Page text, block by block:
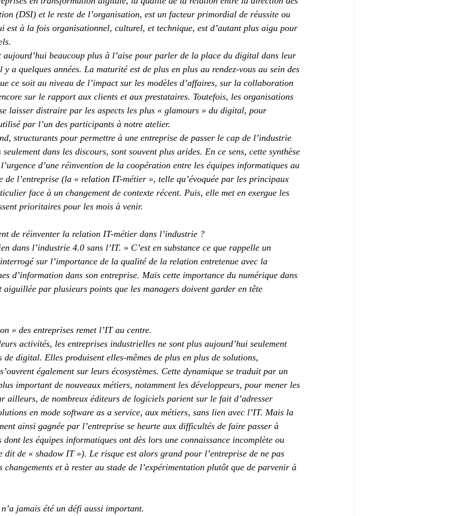
(DSI) et le reste de l’organisation, est un facteur primordial de réussite ou
est à la fois organisationnel, culturel, et technique, est d’autant plus aigu pour
aujourd’hui beaucoup plus à l’aise pour parler de la place du digital dans leur
a quelques années. La maturité est de plus en plus au rendez-vous au sein des
ce soit au niveau de l’impact sur les modèles d’affaires, sur la collaboration
sur le rapport aux clients et aux prestataires. Toutefois, les organisations
laisser distraire par les aspects les plus « glamours » du digital, pour
par l’un des participants à notre atelier.
structurants pour permettre à une entreprise de passer le cap de l’industrie
dans les discours, sont souvent plus arides. En ce sens, cette synthèse
d’une réinvention de la coopération entre les équipes informatiques au
de l’entreprise (la « relation IT-métier », telle qu’évoquée par les principaux
face à un changement de contexte récent. Puis, elle met en exergue les
prioritaires pour les mois à venir.
de réinventer la relation IT-métier dans l’industrie ?
dans l’industrie 4.0 sans l’IT. » C’est en substance ce que rappelle un
sur l’importance de la qualité de la relation entretenue avec la
d’information dans son entreprise. Mais cette importance du numérique dans
aiguillée par plusieurs points que les managers doivent garder en tête
» des entreprises remet l’IT au centre.
activités, les entreprises industrielles ne sont plus aujourd’hui seulement
de digital. Elles produisent elles-mêmes de plus en plus de solutions,
également sur leurs écosystèmes. Cette dynamique se traduit par un
important de nouveaux métiers, notamment les développeurs, pour mener les
ailleurs, de nombreux éditeurs de logiciels parient sur le fait d’adresser
en mode software as a service, aux métiers, sans lien avec l’IT. Mais la
ainsi gagnée par l’entreprise se heurte aux difficultés de faire passer à
dont les équipes informatiques ont dès lors une connaissance incomplète ou
dit de « shadow IT »). Le risque est alors grand pour l’entreprise de ne pas
changements et à rester au stade de l’expérimentation plutôt que de parvenir à
jamais été un défi aussi important.